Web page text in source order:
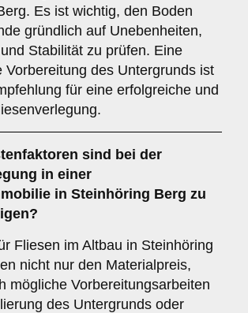
Es ist wichtig, den Boden
gründlich auf Unebenheiten,
Stabilität zu prüfen. Eine
Vorbereitung des Untergrunds ist
für eine erfolgreiche und
sind bei der
in einer
in Steinhöring Berg zu
Fliesen im Altbau in Steinhöring
nicht nur den Materialpreis,
mögliche Vorbereitungsarbeiten
des Untergrunds oder